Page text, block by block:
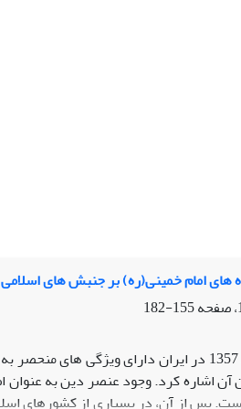
های امام خمینی(ره) بر جنبش های
155-182
شکل گیری انقلاب 1357 در ایران دارای
اشاره کرد. وجود عنصر دین به عنوان
است. پس از آن، در بسیاری از کشورهای